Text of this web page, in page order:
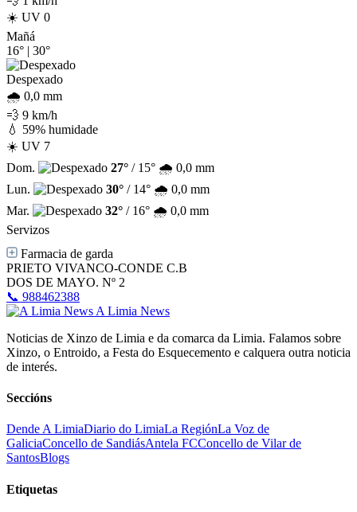
☀️ UV 0
Mañá
16° | 30°
Despexado
🌧️ 0,0 mm
💨 9 km/h
💧 59% humidade
☀️ UV 7
Dom.
27° / 15° 🌧️ 0,0 mm
Lun.
30° / 14° 🌧️ 0,0 mm
Mar.
32° / 16° 🌧️ 0,0 mm
Servizos
Farmacia de garda
PRIETO VIVANCO-CONDE C.B
DOS DE MAYO. Nº 2
📞 988462388
A Limia News
Noticias de Xinzo de Limia e da comarca da Limia. Falamos sobre
Xinzo, o Entroido, a Festa do Esquecemento e calquera outra noticia
de interés.
Seccións
Dende A LimiaDiario do LimiaLa RegiónLa Voz de
GaliciaConcello de SandiásAntela FCConcello de Vilar de
SantosBlogs
Etiquetas